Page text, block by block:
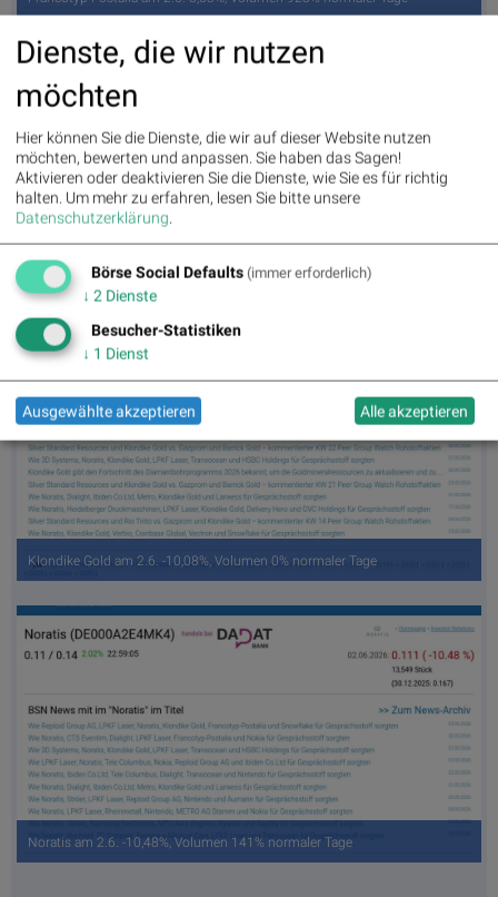
Snowflake am 2.6. -6,79%, Volumen 184% normaler Tage
Klondike Gold am 2.6. -10,08%, Volumen 0% normaler Tage
Noratis am 2.6. -10,48%, Volumen 141% normaler Tage
Dienste, die wir nutzen
möchten
Hier können Sie die Dienste, die wir auf dieser Website nutzen
möchten, bewerten und anpassen. Sie haben das Sagen!
Aktivieren oder deaktivieren Sie die Dienste, wie Sie es für richtig
halten. Um mehr zu erfahren, lesen Sie bitte unsere
Datenschutzerklärung.
Börse Social Defaults (immer erforderlich)
↓ 2 Dienste
Besucher-Statistiken
↓ 1 Dienst
Ausgewählte akzeptieren Alle akzeptieren